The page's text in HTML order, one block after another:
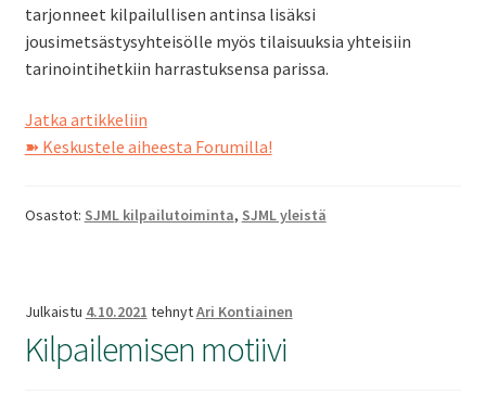
tarjonneet kilpailullisen antinsa lisäksi
jousimetsästysyhteisölle myös tilaisuuksia yhteisiin
tarinointihetkiin harrastuksensa parissa.
Jatka artikkeliinSJML
Cup
haku
➽ Keskustele aiheesta Forumilla!
Osastot: SJML kilpailutoiminta, SJML yleistä
Julkaistu 4.10.2021 tehnytAri Kontiainen
Kilpailemisen motiivi